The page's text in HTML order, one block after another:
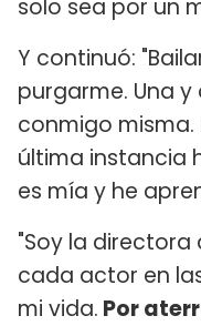
solo sea por un
Y continuó:
purgarme. Una
conmigo misma.
última instancia
es mía y he
"Soy la directora
cada actor en
mi vida. Por